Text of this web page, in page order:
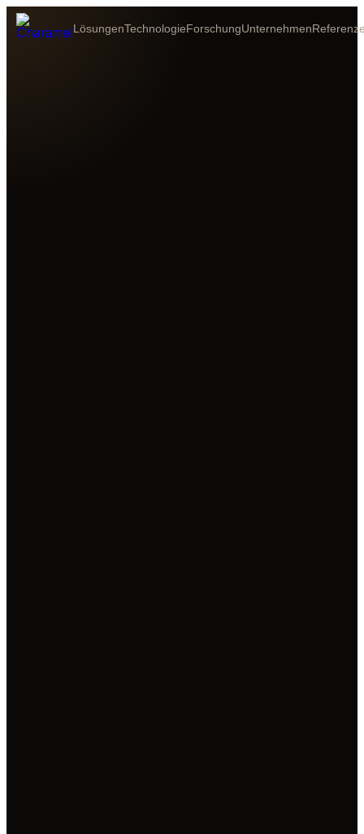
LösungenTechnologieForschungUnternehmen